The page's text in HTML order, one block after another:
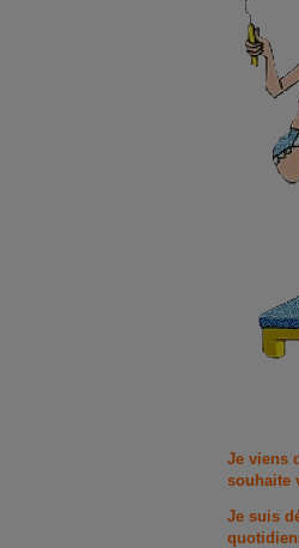
Je viens
souhaite
Je suis